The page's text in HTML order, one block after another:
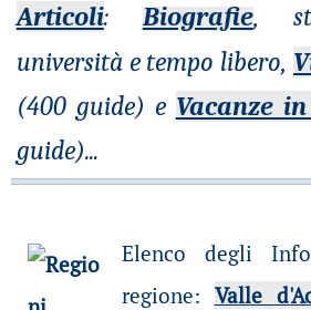
Articoli: Biografie,
università e tempo libero,
(400 guide) e Vacanze
guide)...
Elenco degli
regione: Valle